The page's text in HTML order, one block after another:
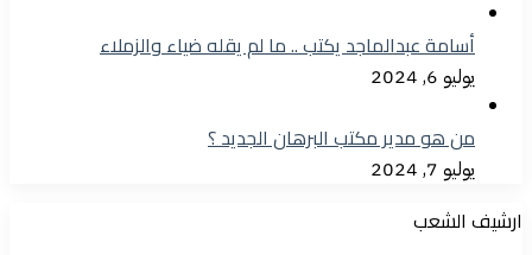
أسامة عبدالماجد يكتب .. ما لم يقله ضياء والزملاء
يوليو 6, 2024
من هو مدير مكتب البرهان الجديد ؟
يوليو 7, 2024
ارشيف الشعب